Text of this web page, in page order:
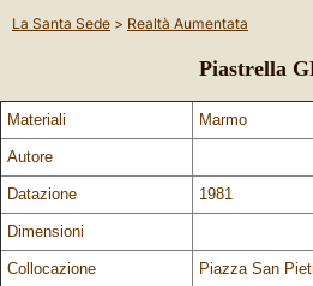
La Santa Sede > Realtà Aumentata
Piastrella
Materiali Marmo
Autore
Datazione 1981
Dimensioni
Collocazione Piazza San